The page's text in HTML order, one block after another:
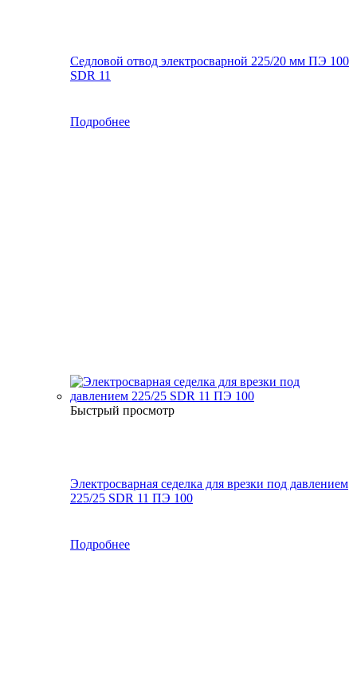
Седловой отвод электросварной 225/20 мм ПЭ 100
SDR 11
Подробнее
Быстрый просмотр
Электросварная седелка для врезки под давлением
225/25 SDR 11 ПЭ 100
Подробнее